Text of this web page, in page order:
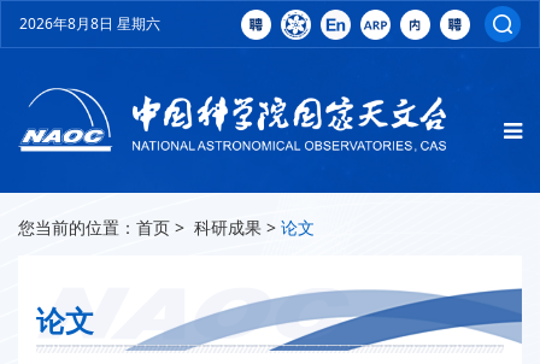
2026年8月8日 星期六
您当前的位置： 首页 > 科研成果 > 论文
论文